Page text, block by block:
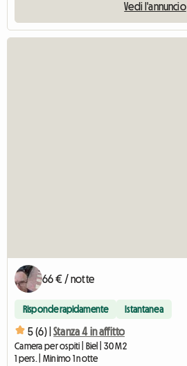
Vedi l'annuncio
66 € / notte
Risponde rapidamente Istantanea
5 (6) | Stanza 4 in affitto
Camera per ospiti | Biel | 30 M2
1 pers. | Minimo 1 notte